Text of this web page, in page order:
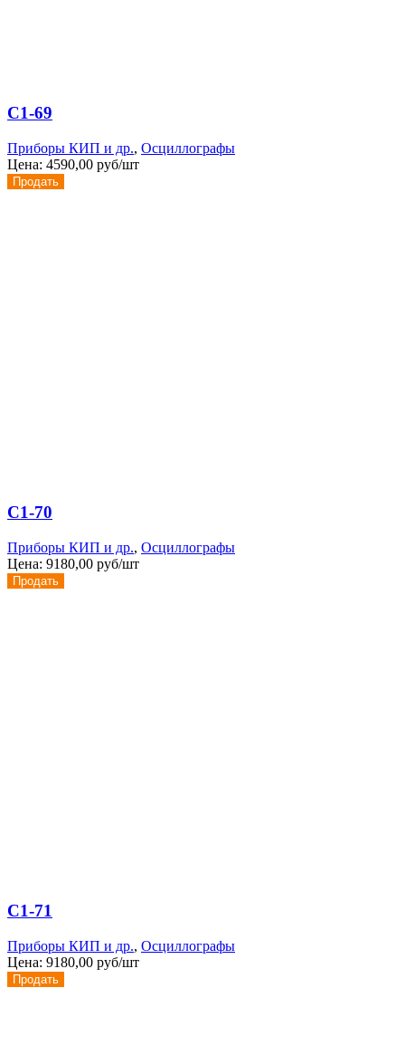
С1-69
Приборы КИП и др., Осциллографы
Цена: 4590,00 руб/шт
Продать
С1-70
Приборы КИП и др., Осциллографы
Цена: 9180,00 руб/шт
Продать
С1-71
Приборы КИП и др., Осциллографы
Цена: 9180,00 руб/шт
Продать